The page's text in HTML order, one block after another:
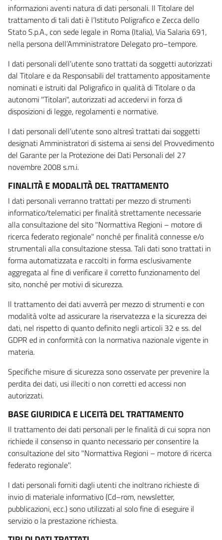
informazioni aventi natura di dati personali. Il Titolare del
trattamento di tali dati è l’Istituto Poligrafico e Zecca dello
Stato S.p.A., con sede legale in Roma (Italia), Via Salaria 691,
nella persona dell’Amministratore Delegato pro–tempore.
I dati personali dell’utente sono trattati da soggetti autorizzati
dal Titolare e da Responsabili del trattamento appositamente
nominati e istruiti dal Poligrafico in qualità di Titolare o da
autonomi "Titolari", autorizzati ad accedervi in forza di
disposizioni di legge, regolamenti e normative.
I dati personali dell’utente sono altresì trattati dai soggetti
designati Amministratori di sistema ai sensi del Provvedimento
del Garante per la Protezione dei Dati Personali del 27
novembre 2008 s.m.i.
FINALITÀ E MODALITÀ DEL TRATTAMENTO
I dati personali verranno trattati per mezzo di strumenti
informatico/telematici per finalità strettamente necessarie
alla consultazione del sito "Normattiva Regioni – motore di
ricerca federato regionale" nonché per finalità connesse e/o
strumentali alla consultazione stessa. Tali dati sono trattati in
forma automatizzata e raccolti in forma esclusivamente
aggregata al fine di verificare il corretto funzionamento del
sito, nonché per motivi di sicurezza.
Il trattamento dei dati avverrà per mezzo di strumenti e con
modalità volte ad assicurare la riservatezza e la sicurezza dei
dati, nel rispetto di quanto definito negli articoli 32 e ss. del
GDPR ed in conformità con la normativa nazionale vigente in
materia.
Specifiche misure di sicurezza sono osservate per prevenire la
perdita dei dati, usi illeciti o non corretti ed accessi non
autorizzati.
BASE GIURIDICA E LICEITà DEL TRATTAMENTO
Il trattamento dei dati personali per le finalità di cui sopra non
richiede il consenso in quanto necessario per consentire la
consultazione del sito "Normattiva Regioni – motore di ricerca
federato regionale".
I dati personali forniti dagli utenti che inoltrano richieste di
invio di materiale informativo (Cd–rom, newsletter,
pubblicazioni, ecc.) sono utilizzati al solo fine di eseguire il
servizio o la prestazione richiesta.